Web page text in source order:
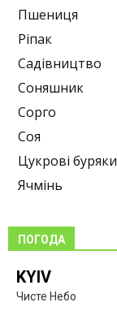
Пшениця
Ріпак
Садівництво
Соняшник
Сорго
Соя
Цукрові буряки
Ячмінь
ПОГОДА
KYIV
Чисте Небо